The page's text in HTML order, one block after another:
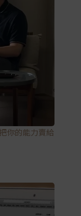
你的能力賣給